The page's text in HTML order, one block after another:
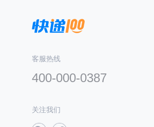
客服热线
400-000-0387
关注我们